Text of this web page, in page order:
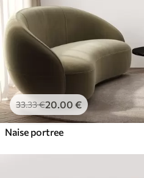
33.33€20.00 €
Naise portree